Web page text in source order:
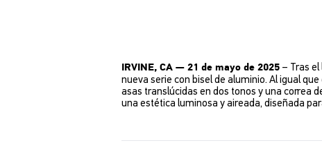
IRVINE, CA — 21 de mayo de 2025 – Tras el
nueva serie con bisel de aluminio. Al igual
asas translúcidas en dos tonos y una correa
una estética luminosa y aireada, diseñada